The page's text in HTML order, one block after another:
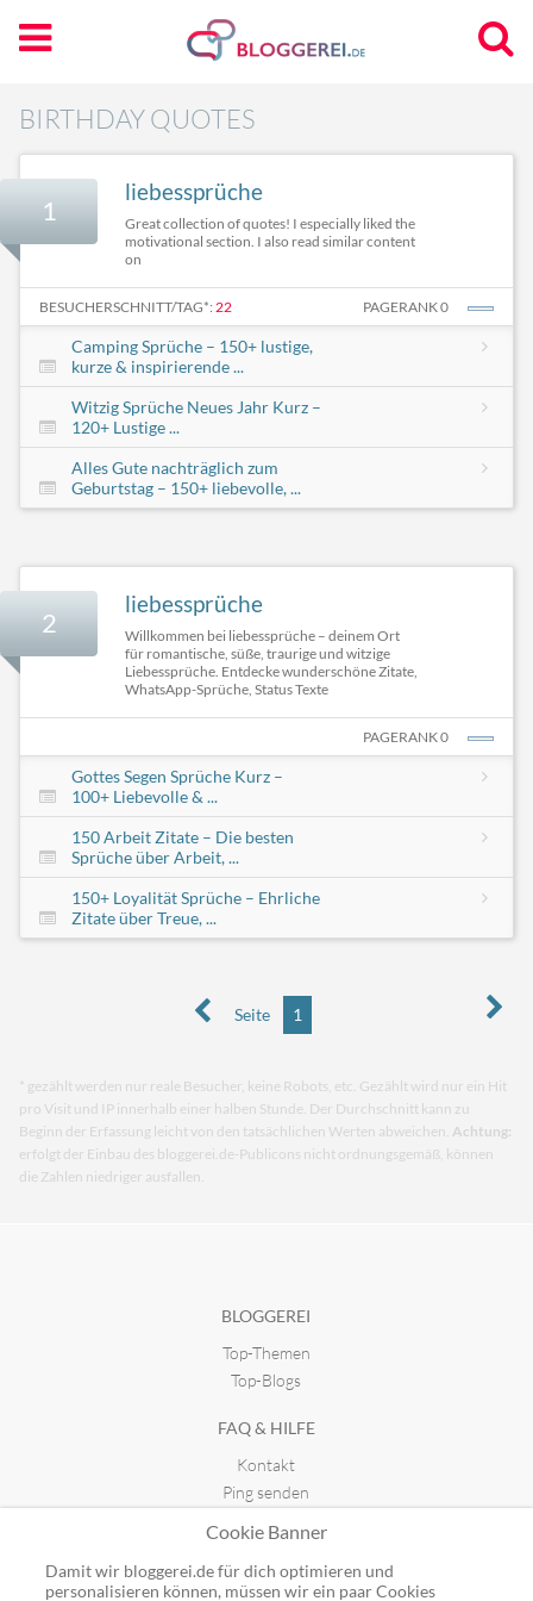
BIRTHDAY QUOTES
1
liebessprüche
Great collection of quotes! I especially liked the
motivational section. I also read similar content
on
BESUCHERSCHNITT/TAG*: 22 PAGERANK 0
Camping Sprüche – 150+ lustige,
kurze & inspirierende ...
Witzig Sprüche Neues Jahr Kurz –
120+ Lustige ...
Alles Gute nachträglich zum
Geburtstag – 150+ liebevolle, ...
2
liebessprüche
Willkommen bei liebessprüche – deinem Ort
für romantische, süße, traurige und witzige
Liebessprüche. Entdecke wunderschöne Zitate,
WhatsApp-Sprüche, Status Texte
PAGERANK 0
Gottes Segen Sprüche Kurz –
100+ Liebevolle & ...
150 Arbeit Zitate – Die besten
Sprüche über Arbeit, ...
150+ Loyalität Sprüche – Ehrliche
Zitate über Treue, ...
Seite 1
* gezählt werden nur reale Besucher, keine Robots, etc. Gezählt wird nur ein Hit
pro Visit und IP innerhalb einer halben Stunde. Der Durchschnitt kann zu
Beginn der Erfassung leicht von den tatsächlichen Werten abweichen. Achtung:
erfolgt der Einbau des bloggerei.de-Publicons nicht ordnungsgemäß, können
die Zahlen niedriger ausfallen.
BLOGGEREI
Top-Themen
Top-Blogs
FAQ & HILFE
Kontakt
Ping senden
GUTSCHEINE
Cookie Banner
Damit wir bloggerei.de für dich optimieren und
personalisieren können, müssen wir ein paar Cookies